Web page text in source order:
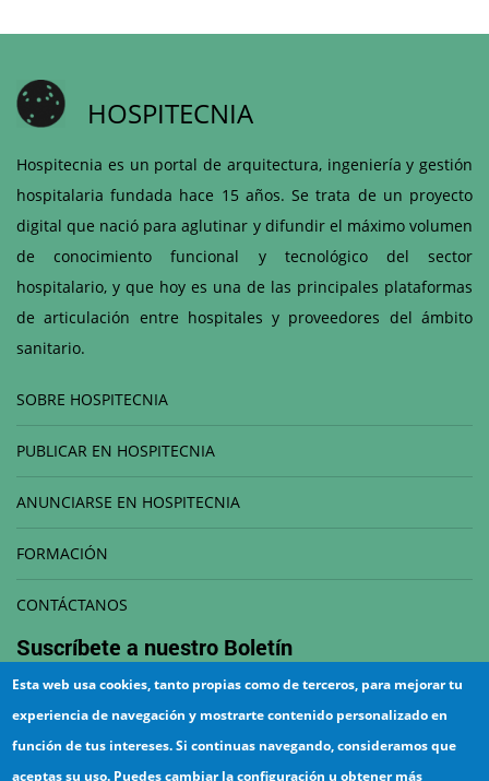
HOSPITECNIA
Hospitecnia es un portal de arquitectura, ingeniería y gestión
hospitalaria fundada hace 15 años. Se trata de un proyecto
digital que nació para aglutinar y difundir el máximo volumen
de conocimiento funcional y tecnológico del sector
hospitalario, y que hoy es una de las principales plataformas
de articulación entre hospitales y proveedores del ámbito
sanitario.
SOBRE HOSPITECNIA
PUBLICAR EN HOSPITECNIA
ANUNCIARSE EN HOSPITECNIA
FORMACIÓN
CONTÁCTANOS
Suscríbete a nuestro Boletín
Esta web usa cookies, tanto propias como de terceros, para mejorar tu
experiencia de navegación y mostrarte contenido personalizado en
función de tus intereses. Si continuas navegando, consideramos que
aceptas su uso. Puedes cambiar la configuración u obtener más